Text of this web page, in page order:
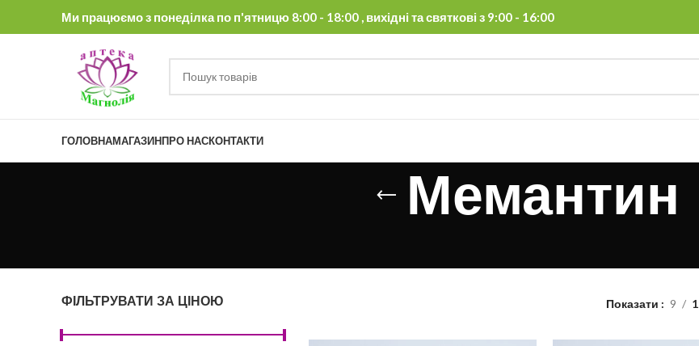
Ми працюємо з понеділка по п'ятницю 8:00 - 18:00 , вихідні та святкові з 9:00 - 16:00
ГОЛОВНАМАГАЗИНПРО НАСКОНТАКТИ
Мемантин
ФІЛЬТРУВАТИ ЗА ЦІНОЮ Показати 9